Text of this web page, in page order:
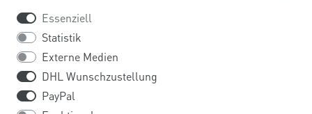
REGISTRIERUNG FIRMENKUNDEN
BARRIEREFREIHEIT
Essenziell
Statistik
Externe Medien
DHL Wunschzustellung
PayPal